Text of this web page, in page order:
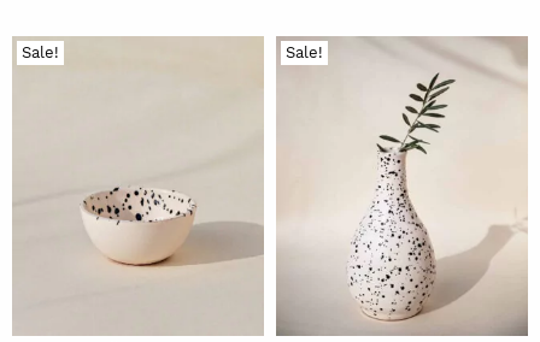
115,00€.97,75€.
48,00€.40,80€.
Sale! Sale!